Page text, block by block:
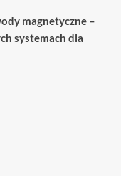
magnetyczne –
systemach dla